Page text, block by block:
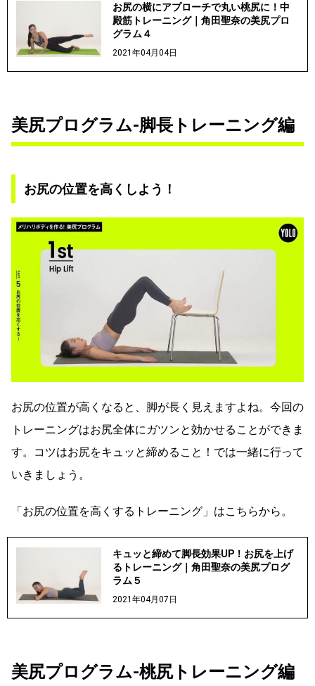
お尻の横にアプローチで丸い桃尻に！中
殿筋トレーニング｜角田聖奈の美尻プロ
グラム４
2021年04月04日
美尻プログラム-脚長トレーニング編
お尻の位置を高くしよう！
お尻の位置が高くなると、脚が長く見えますよね。今回の
トレーニングはお尻全体にガツンと効かせることができま
す。コツはお尻をキュッと締めること！では一緒に行って
いきましょう。
「お尻の位置を高くするトレーニング」はこちらから。
キュッと締めて脚長効果UP！お尻を上げ
るトレーニング｜角田聖奈の美尻プログ
ラム５
2021年04月07日
美尻プログラム-桃尻トレーニング編